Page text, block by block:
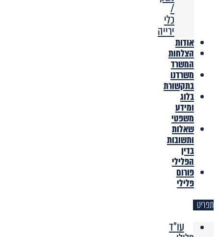
/
כלי
ירייה
אודות
הצלחות
המשרד
משרדנו
בתקשורת
בלוג
ומידע
משפטי
שאלות
ותשובות
בדין
הפלילי
פורום
פלילי
תפריט
עו"ד